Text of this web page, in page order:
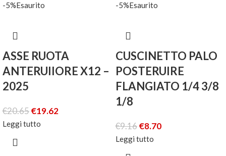
-5%Esaurito
ASSE RUOTA
ANTERUIIORE X12 –
2025
€20.65€19.62
Leggi tutto
-5%Esaurito
CUSCINETTO PALO
POSTERUIRE
FLANGIATO 1/4 3/8
1/8
€9.16€8.70
Leggi tutto